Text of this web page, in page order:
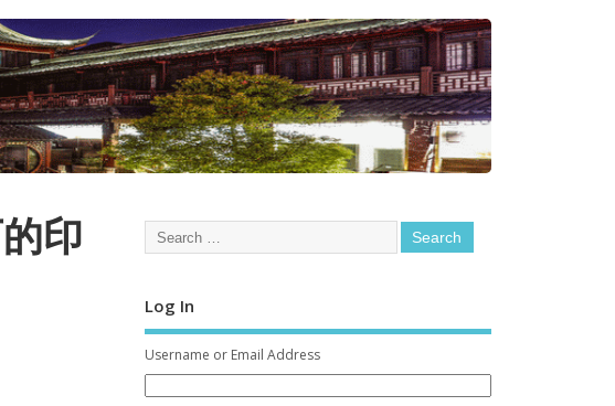
印
Log In
Username or Email Address